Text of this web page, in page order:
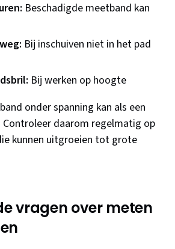
Beschadigde meetband kan
Bij inschuiven niet in het pad
Bij werken op hoogte
onder spanning kan als een
Controleer daarom regelmatig op
kunnen uitgroeien tot grote
vragen over meten